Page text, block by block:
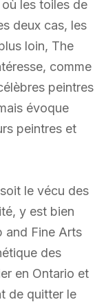
les toiles de
deux cas, les
loin, The
comme
peintres
évoque
peintres et
le vécu des
y est bien
and Fine Arts
des
en Ontario et
de quitter le